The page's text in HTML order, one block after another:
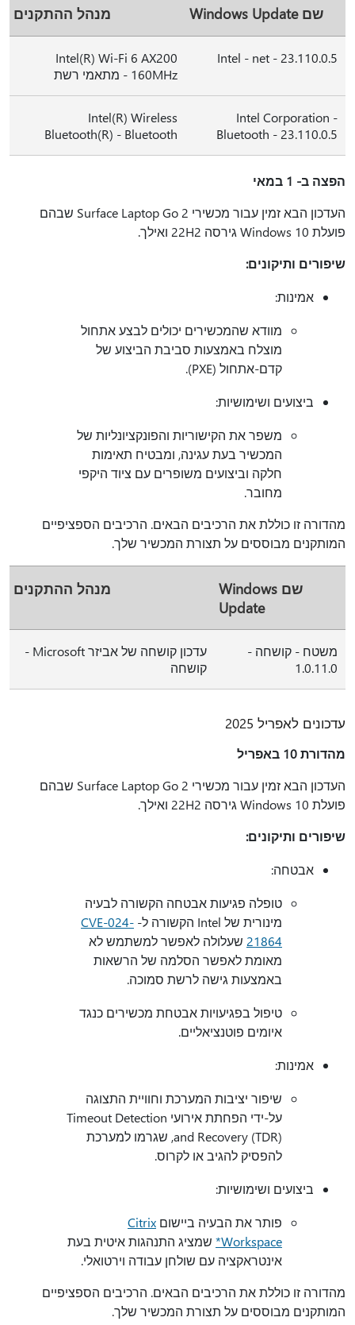
שם Windows Update מנהל ההתקנים
Intel - net - 23.110.0.5
Intel(R) Wi-Fi 6 AX200
160MHz - מתאמי רשת
Intel Corporation -
Bluetooth - 23.110.0.5
Intel(R) Wireless
Bluetooth(R) - Bluetooth
הפצה ב- 1 במאי
העדכון הבא זמין עבור מכשירי Surface Laptop Go 2 שבהם
פועלת Windows 10 גירסה 22H2 ואילך.
שיפורים ותיקונים:
אמינות:
מוודא שהמכשירים יכולים לבצע אתחול
מוצלח באמצעות סביבת הביצוע של
קדם-אתחול (PXE).
ביצועים ושימושיות:
משפר את הקישוריות והפונקציונליות של
המכשיר בעת עגינה, ומבטיח תאימות
חלקה וביצועים משופרים עם ציוד היקפי
מחובר.
מהדורה זו כוללת את הרכיבים הבאים. הרכיבים הספציפיים
המותקנים מבוססים על תצורת המכשיר שלך.
שם Windows
Update
מנהל ההתקנים
משטח - קושחה -
1.0.11.0
עדכון קושחה של אביזר Microsoft -
קושחה
עדכונים לאפריל 2025
מהדורת 10 באפריל
העדכון הבא זמין עבור מכשירי Surface Laptop Go 2 שבהם
פועלת Windows 10 גירסה 22H2 ואילך.
שיפורים ותיקונים:
אבטחה:
טופלה פגיעות אבטחה הקשורה לבעיה
מינורית של Intel הקשורה ל-
CVE-024-
21864 שעלולה לאפשר למשתמש לא
מאומת לאפשר הסלמה של הרשאות
באמצעות גישה לרשת סמוכה.
טיפול בפגיעויות אבטחת מכשירים כנגד
איומים פוטנציאליים.
אמינות:
שיפור יציבות המערכת וחוויית התצוגה
על-ידי הפחתת אירועי Timeout Detection
and Recovery (TDR), שגרמו למערכת
להפסיק להגיב או לקרוס.
ביצועים ושימושיות:
פותר את הבעיה ביישום Citrix
Workspace* שמציג התנהגות איטית בעת
אינטראקציה עם שולחן עבודה וירטואלי.
מהדורה זו כוללת את הרכיבים הבאים. הרכיבים הספציפיים
המותקנים מבוססים על תצורת המכשיר שלך.